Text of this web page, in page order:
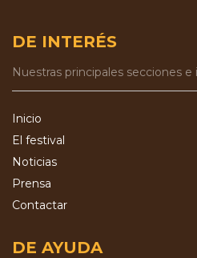
DE INTERÉS
Nuestras principales secciones
Inicio
El festival
Noticias
Prensa
Contactar
DE AYUDA